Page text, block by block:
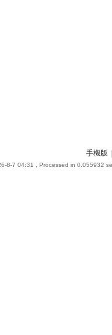
手機版
8-7 04:31 , Processed in 0.055932